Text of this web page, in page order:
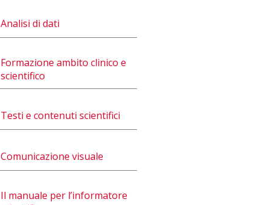
Analisi di dati
Formazione ambito clinico e
scientifico
Testi e contenuti scientifici
Comunicazione visuale
Il manuale per l’informatore